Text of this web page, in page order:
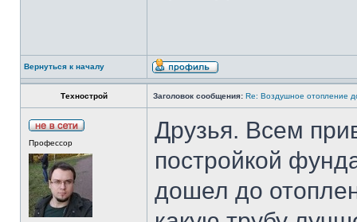
Вернуться к началу
Технострой Заголовок сообщения: Re: Воздушное отопление
Профессор
Друзья. Всем
постройкой
дошел до